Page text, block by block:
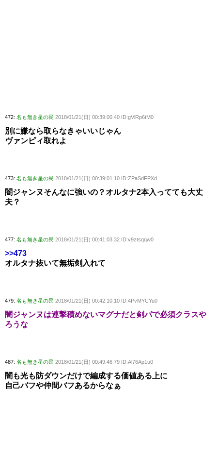
472: 名も無き星の民 2018/01/21(日) 00:39:00.40 ID:gVlRp6tM0
別に嫌なら取らなきゃいいじゃん
ヴァンピィ取れよ
473: 名も無き星の民 2018/01/21(日) 00:39:01.10 ID:ZPaSdFPXd
闇ジャンヌそんなに強いの？オルタナ2本入ってても大丈
夫？
477: 名も無き星の民 2018/01/21(日) 00:41:03.32 ID:v9ztsqqw0
>>473
オルタナ抜いて無垢剣入れて
479: 名も無き星の民 2018/01/21(日) 00:42:10.10 ID:4PvMYCYu0
闇ジャンヌは連撃積めないマグナだと剣パで必須クラスや
ろうな
487: 名も無き星の民 2018/01/21(日) 00:49:46.79 ID:Al76Ap1u0
闇も光も防ダウンだけで編成する価値ある上に
自己バフや仲間バフあるからなぁ